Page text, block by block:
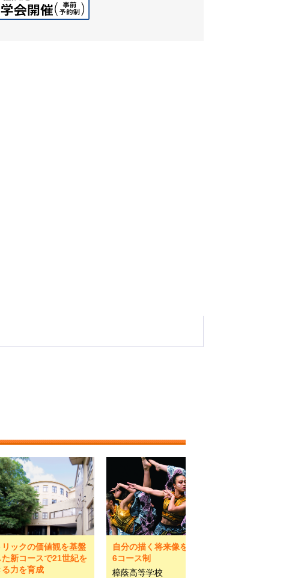
リックの価値観を基盤
た新コースで21世紀を
る力を育成
自分の描く将来像を叶える
6コース制
樟蔭高等学校